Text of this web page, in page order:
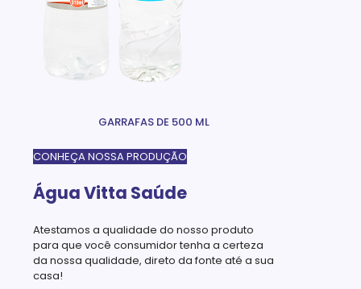
GARRAFAS DE 500 ML
CONHEÇA NOSSA PRODUÇÃO
Água Vitta Saúde
Atestamos a qualidade do nosso produto
para que você consumidor tenha a certeza
da nossa qualidade, direto da fonte até a sua
casa!